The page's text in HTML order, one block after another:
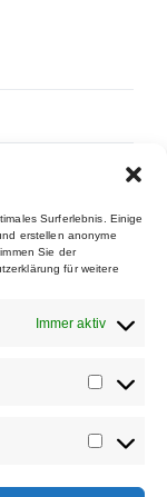
Surferlebnis. Einige
erstellen anonyme
Sie der
für weitere
Immer aktiv